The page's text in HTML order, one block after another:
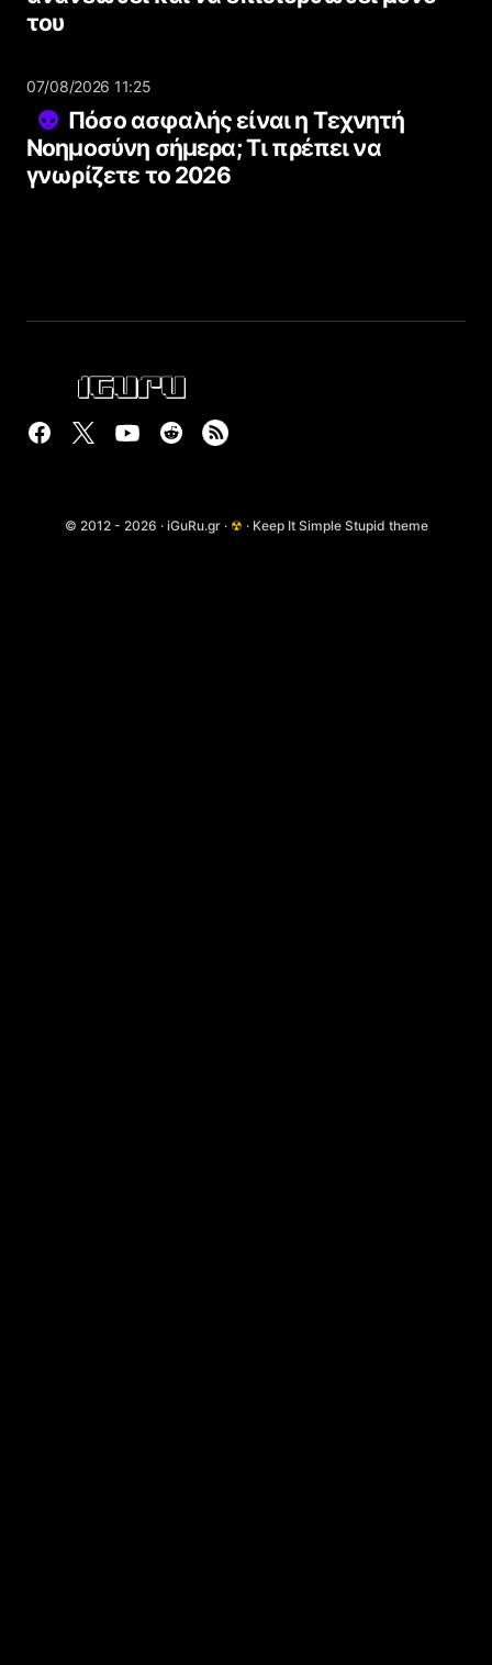
του
07/08/2026 11:25
Πόσο ασφαλής είναι η Τεχνητή
Νοημοσύνη σήμερα; Τι πρέπει να
γνωρίζετε το 2026
© 2012 - 2026 · iGuRu.gr · ☢ · Keep It Simple Stupid theme